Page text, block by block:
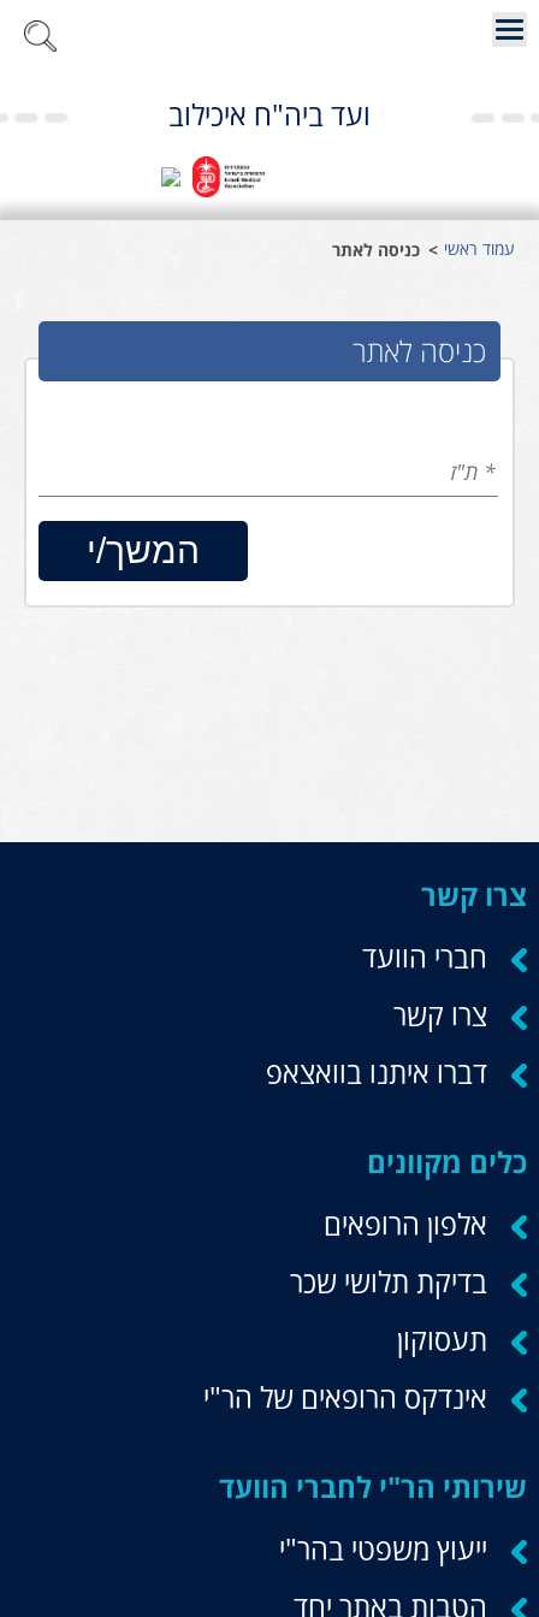
ועד ביה"ח איכילוב
עמוד ראשי כניסה לאתר
כניסה לאתר
צרו קשר
חברי הוועד
צרו קשר
דברו איתנו בוואצאפ
כלים מקוונים
אלפון הרופאים
בדיקת תלושי שכר
תעסוקון
אינדקס הרופאים של הר"י
שירותי הר"י לחברי הוועד
ייעוץ משפטי בהר"י
הטבות באתר יחד